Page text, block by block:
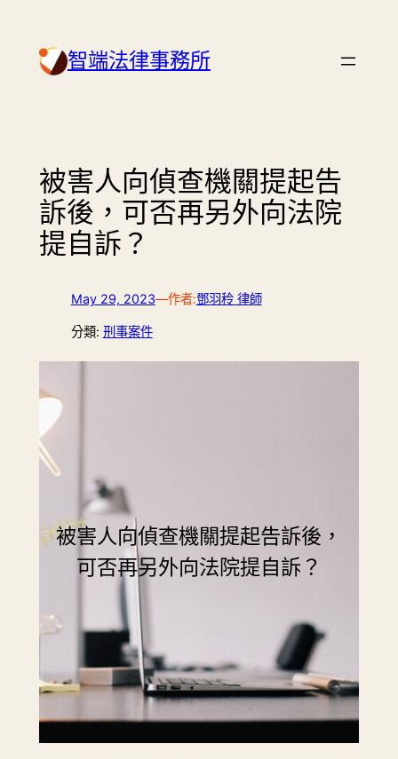
content 智端法律事務所
被害人向偵查機關提起告
訴後，可否再另外向法院
提自訴？
May 29, 2023—作者:鄧羽秢 律師
分類: 刑事案件
被害人向偵查機關提起告訴後，
可否再另外向法院提自訴？